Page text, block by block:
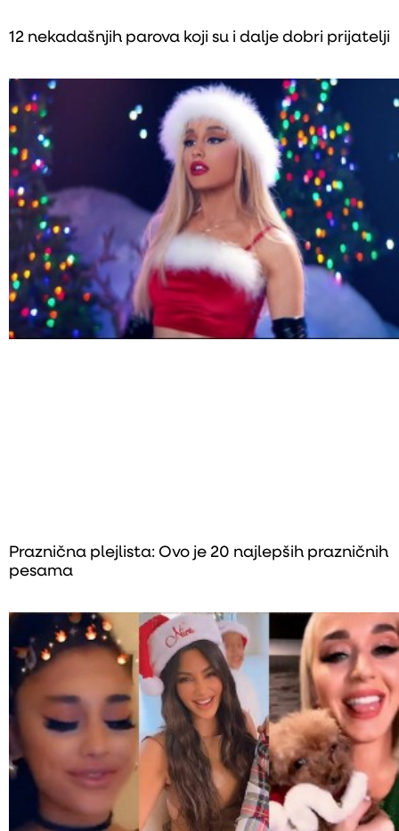
12 nekadašnjih parova koji su i dalje dobri prijatelji
Praznična plejlista: Ovo je 20 najlepših prazničnih
pesama